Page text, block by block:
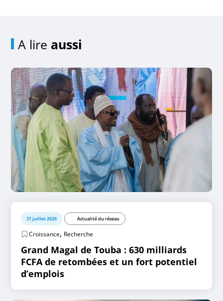
A lire aussi
31 juillet 2026 Actualité du réseau
Croissance, Recherche
Grand Magal de Touba : 630 milliards
FCFA de retombées et un fort potentiel
d’emplois